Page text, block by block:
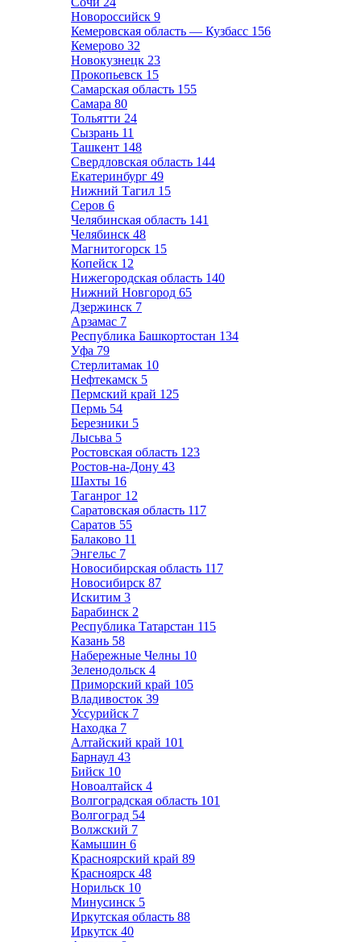
Новороссийск 9
Кемеровская область — Кузбасс 156
Кемерово 32
Новокузнецк 23
Прокопьевск 15
Самарская область 155
Самара 80
Тольятти 24
Сызрань 11
Ташкент 148
Свердловская область 144
Екатеринбург 49
Нижний Тагил 15
Серов 6
Челябинская область 141
Челябинск 48
Магнитогорск 15
Копейск 12
Нижегородская область 140
Нижний Новгород 65
Дзержинск 7
Арзамас 7
Республика Башкортостан 134
Уфа 79
Стерлитамак 10
Нефтекамск 5
Пермский край 125
Пермь 54
Березники 5
Лысьва 5
Ростовская область 123
Ростов-на-Дону 43
Шахты 16
Таганрог 12
Саратовская область 117
Саратов 55
Балаково 11
Энгельс 7
Новосибирская область 117
Новосибирск 87
Искитим 3
Барабинск 2
Республика Татарстан 115
Казань 58
Набережные Челны 10
Зеленодольск 4
Приморский край 105
Владивосток 39
Уссурийск 7
Находка 7
Алтайский край 101
Барнаул 43
Бийск 10
Новоалтайск 4
Волгоградская область 101
Волгоград 54
Волжский 7
Камышин 6
Красноярский край 89
Красноярск 48
Норильск 10
Минусинск 5
Иркутская область 88
Иркутск 40